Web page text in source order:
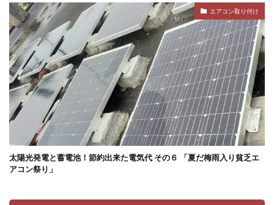
エアコン取り付け
太陽光発電と蓄電池！節約出来た電気代 その６ 「夏だ梅雨入り貧乏エ
アコン祭り」